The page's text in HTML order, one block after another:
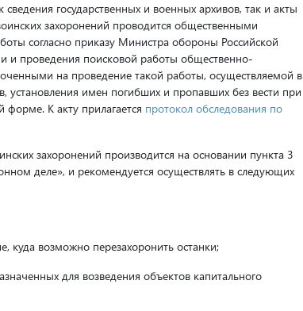
государственных и военных архивов, так и акты
захоронений проводится общественными
согласно приказу Министра обороны Российской
проведения поисковой работы общественно-
на проведение такой работы, осуществляемой в
установления имен погибших и пропавших без вести при
форме. К акту прилагается протокол обследования по
захоронений производится на основании пункта 3
деле», и рекомендуется осуществлять в следующих
куда возможно перезахоронить останки;
для возведения объектов капитального